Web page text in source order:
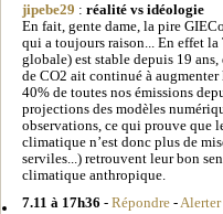
jipebe29 : réalité vs idéologie
En fait, gente dame, la pire
qui a toujours raison... En effet
globale) est stable depuis 19
de CO2 ait continué à
40% de toutes nos émissions
projections des modèles
observations, ce qui prouve que
climatique n’est donc plus de
serviles...) retrouvent leur bon
climatique anthropique.
7.11 à 17h36 - Répondre - Alerter